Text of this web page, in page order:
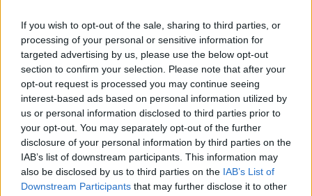
If you wish to opt-out of the sale, sharing to third parties, or
processing of your personal or sensitive information for
targeted advertising by us, please use the below opt-out
section to confirm your selection. Please note that after your
opt-out request is processed you may continue seeing
interest-based ads based on personal information utilized by
us or personal information disclosed to third parties prior to
your opt-out. You may separately opt-out of the further
disclosure of your personal information by third parties on the
IAB’s list of downstream participants. This information may
also be disclosed by us to third parties on the IAB’s List of
Downstream Participants that may further disclose it to other
Serpa: IP lança concurso de 650m€ para projeto de reabilitação
do IP8/EN260 entre Vila Nova de São Bento e Ficalho
A Infraestruturas de Portugal (IP) abriu um concurso público para
contratar o projeto de...
5 Agosto, 2026 - 18:32